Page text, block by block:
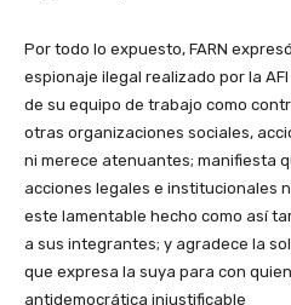
Por todo lo expuesto, FARN
espionaje ilegal realizado por la
de su equipo de trabajo como
otras organizaciones sociales,
ni merece atenuantes; manifiesta
acciones legales e institucionales
este lamentable hecho como así
a sus integrantes; y agradece la
que expresa la suya para con
antidemocrática injustificable